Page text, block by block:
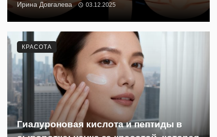
Ирина Довгалева 03.12.2025
Гиалуроновая кислота и пептиды в
КРАСОТА